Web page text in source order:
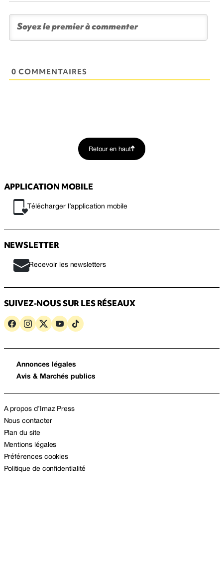
0 COMMENTAIRES
Retour en haut
APPLICATION MOBILE
Télécharger l’application mobile
NEWSLETTER
Recevoir les newsletters
SUIVEZ-NOUS SUR LES RÉSEAUX
Annonces légales
Avis & Marchés publics
A propos d’Imaz Press
Nous contacter
Plan du site
Mentions légales
Préférences cookies
Politique de confidentialité